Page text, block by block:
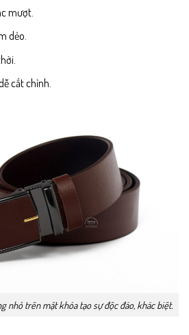
mượt.
dẻo.
cắt chỉnh.
nhỏ trên mặt khóa tạo sự độc đáo, khác biệt.